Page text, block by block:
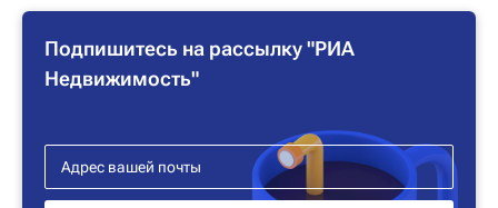
Подпишитесь на рассылку "РИА
Недвижимость"